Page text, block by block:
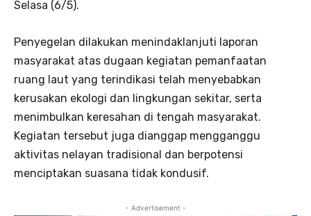
Selasa (6/5).
Penyegelan dilakukan menindaklanjuti laporan
masyarakat atas dugaan kegiatan pemanfaatan
ruang laut yang terindikasi telah menyebabkan
kerusakan ekologi dan lingkungan sekitar, serta
menimbulkan keresahan di tengah masyarakat.
Kegiatan tersebut juga dianggap mengganggu
aktivitas nelayan tradisional dan berpotensi
menciptakan suasana tidak kondusif.
- Advertisement -